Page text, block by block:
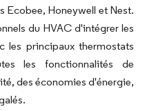
Ecobee, Honeywell et Nest.
du HVAC d'intégrer les
les principaux thermostats
les fonctionnalités de
des économies d'énergie,